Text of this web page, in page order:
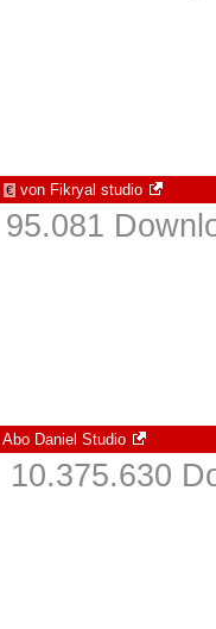
€ von Fikryal studio
95.081
Abo Daniel Studio
10.375.630